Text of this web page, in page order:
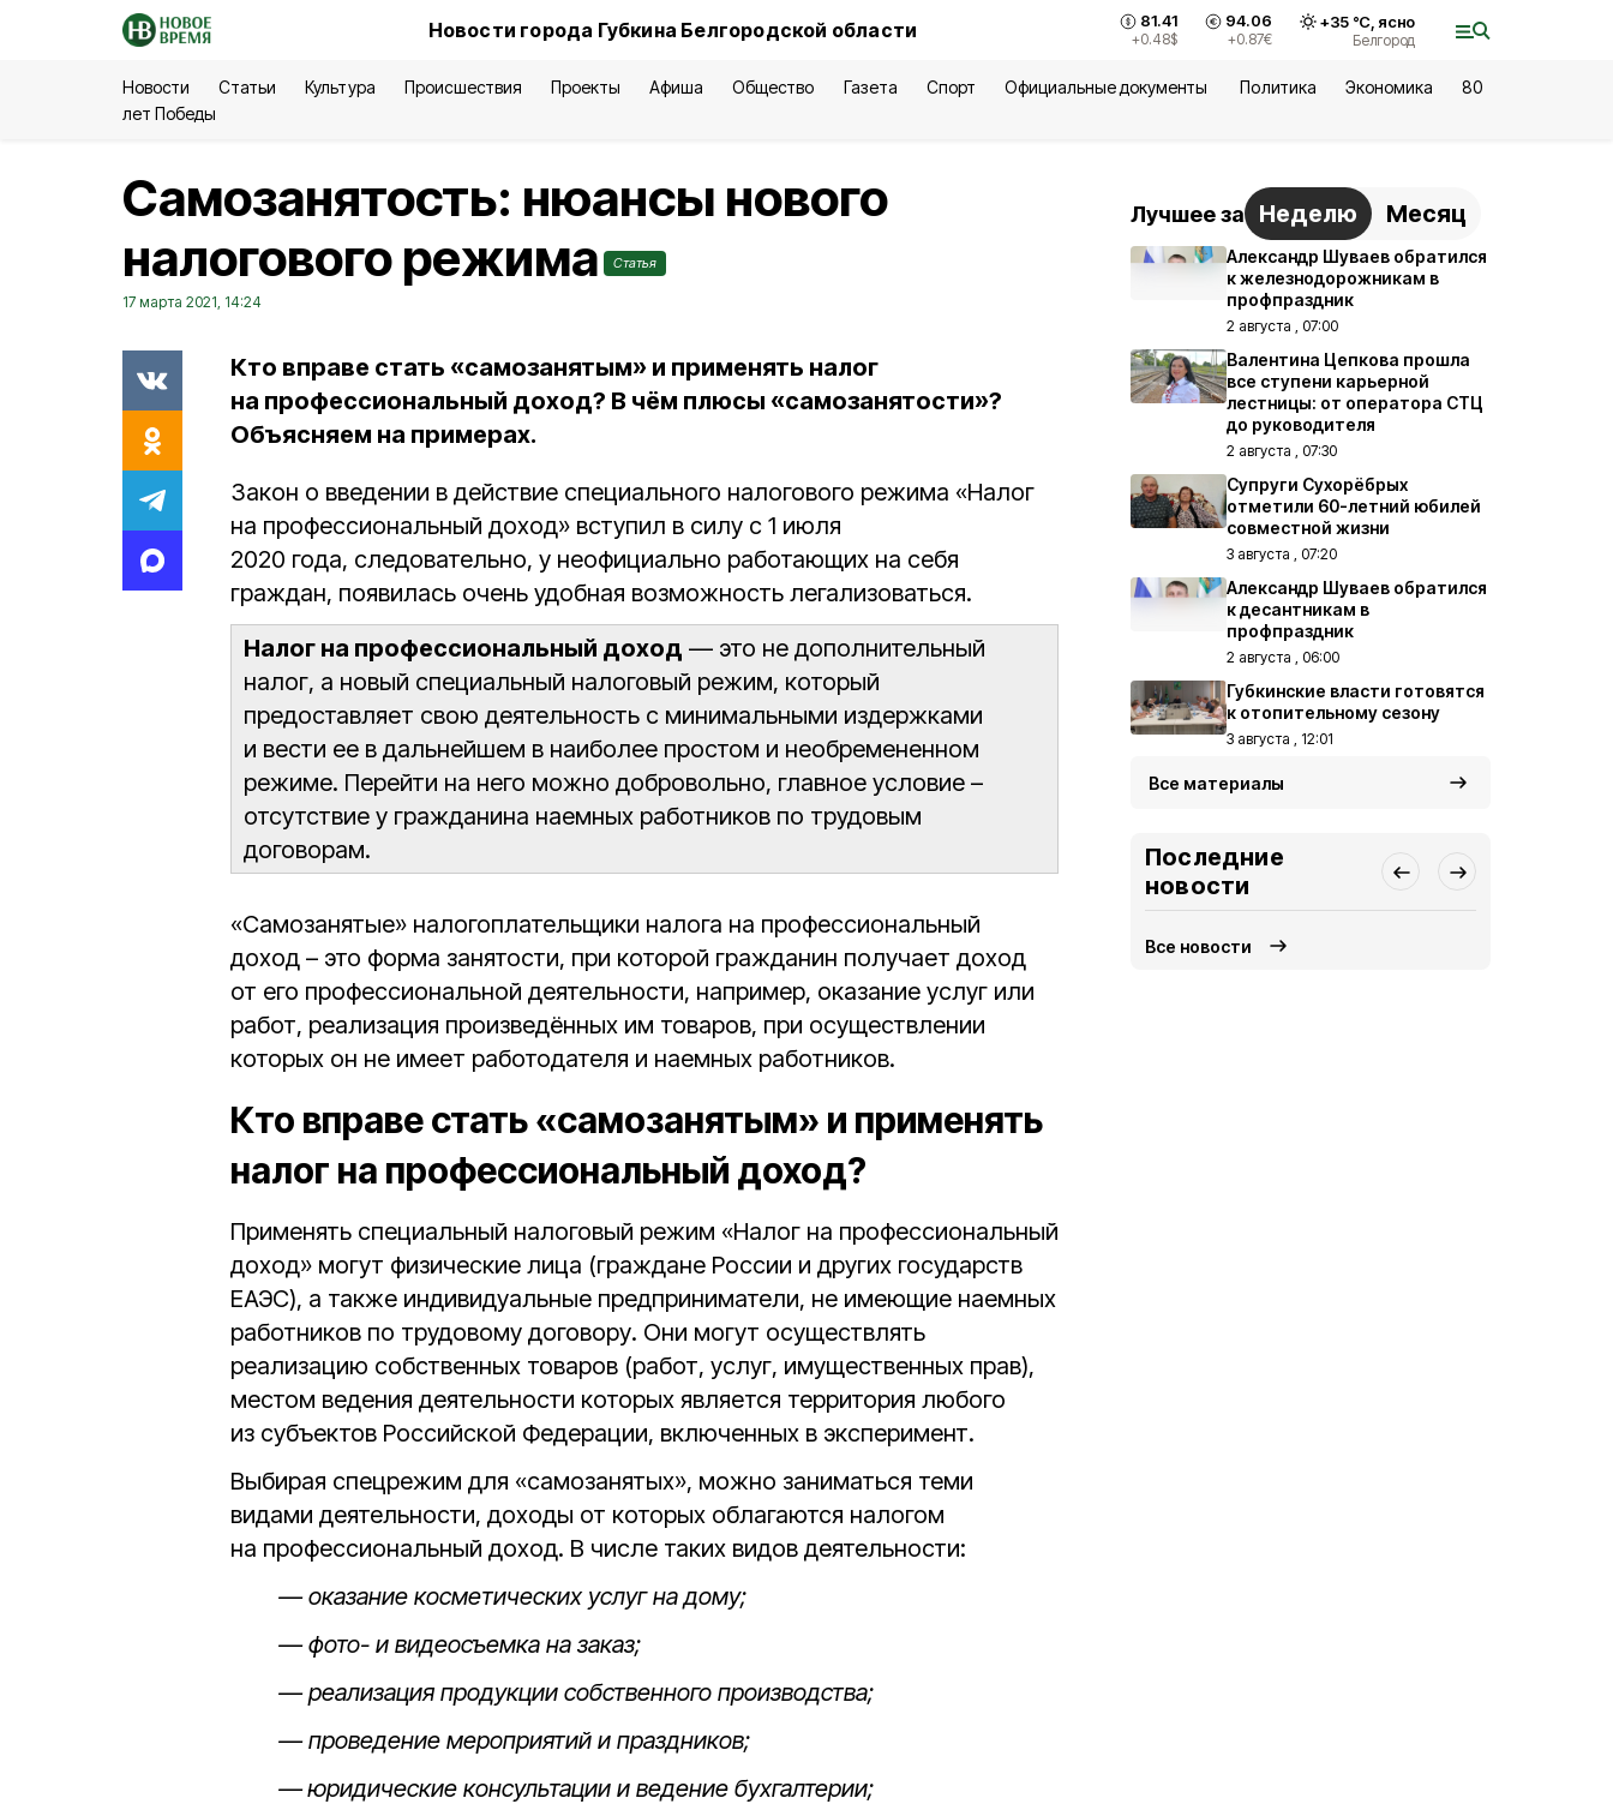
Новости города Губкина Белгородской области 81.41
+0.48$
94.06
+0.87€
+35°С, ясно
Белгород
Новости Статьи Культура Происшествия Проекты Афиша Общество Газета Спорт Официальные документы Политика Экономика
80
лет Победы
Самозанятость: нюансы нового
налогового режима
Статья
17 марта 2021, 14:24
Кто вправе стать «самозанятым» и применять налог
на профессиональный доход? В чём плюсы «самозанятости»?
Объясняем на примерах.
Закон о введении в действие специального налогового режима «Налог
на профессиональный доход» вступил в силу с 1 июля
2020 года, следовательно, у неофициально работающих на себя
граждан, появилась очень удобная возможность легализоваться.
Налог на профессиональный доход — это не дополнительный
налог, а новый специальный налоговый режим, который
предоставляет свою деятельность с минимальными издержками
и вести ее в дальнейшем в наиболее простом и необремененном
режиме. Перейти на него можно добровольно, главное условие –
отсутствие у гражданина наемных работников по трудовым
договорам.
«Самозанятые» налогоплательщики налога на профессиональный
доход – это форма занятости, при которой гражданин получает доход
от его профессиональной деятельности, например, оказание услуг или
работ, реализация произведённых им товаров, при осуществлении
которых он не имеет работодателя и наемных работников.
Кто вправе стать «самозанятым» и применять
налог на профессиональный доход?
Применять специальный налоговый режим «Налог на профессиональный
доход» могут физические лица (граждане России и других государств
ЕАЭС), а также индивидуальные предприниматели, не имеющие наемных
работников по трудовому договору. Они могут осуществлять
реализацию собственных товаров (работ, услуг, имущественных прав),
местом ведения деятельности которых является территория любого
из субъектов Российской Федерации, включенных в эксперимент.
Выбирая спецрежим для «самозанятых», можно заниматься теми
видами деятельности, доходы от которых облагаются налогом
на профессиональный доход. В числе таких видов деятельности:
— оказание косметических услуг на дому;
— фото- и видеосъемка на заказ;
— реализация продукции собственного производства;
— проведение мероприятий и праздников;
— юридические консультации и ведение бухгалтерии;
Лучшее за Неделю Месяц
Александр Шуваев обратился
к железнодорожникам в
профпраздник
2 августа , 07:00
Валентина Цепкова прошла
все ступени карьерной
лестницы: от оператора СТЦ
до руководителя
2 августа , 07:30
Супруги Сухорёбрых
отметили 60-летний юбилей
совместной жизни
3 августа , 07:20
Александр Шуваев обратился
к десантникам в
профпраздник
2 августа , 06:00
Губкинские власти готовятся
к отопительному сезону
3 августа , 12:01
Все материалы
Последние
новости
Все новости